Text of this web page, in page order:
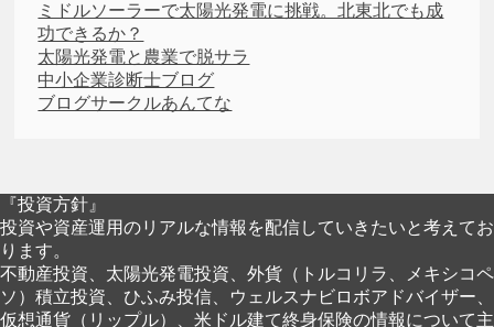
ミドルソーラーで太陽光発電に挑戦。北東北でも成
功できるか？
太陽光発電と農業で脱サラ
中小企業診断士ブログ
ブログサークルあんてな
『投資方針』
投資や資産運用のリアルな情報を配信していきたいと考えてお
ります。
不動産投資、太陽光発電投資、外貨（トルコリラ、メキシコペ
ソ）積立投資、ひふみ投信、ウェルスナビロボアドバイザー、
仮想通貨（リップル）、米ドル建て終身保険の情報について主